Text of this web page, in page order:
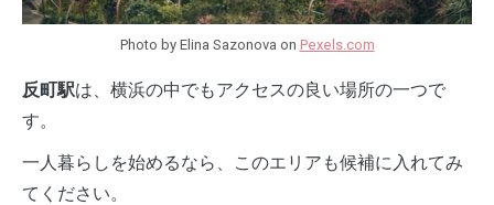
Photo by Elina Sazonova on Pexels.com
反町駅は、横浜の中でもアクセスの良い場所の一つで
す。
一人暮らしを始めるなら、このエリアも候補に入れてみ
てください。